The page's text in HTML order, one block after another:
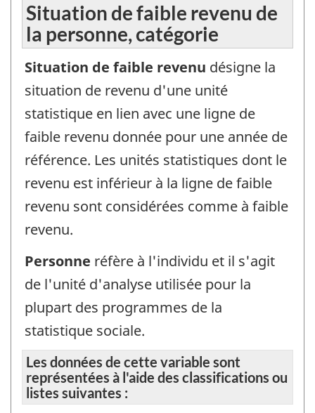
Situation de faible revenu de
la personne, catégorie
Situation de faible revenu désigne la
situation de revenu d'une unité
statistique en lien avec une ligne de
faible revenu donnée pour une année de
référence. Les unités statistiques dont le
revenu est inférieur à la ligne de faible
revenu sont considérées comme à faible
revenu.
Personne réfère à l'individu et il s'agit
de l'unité d'analyse utilisée pour la
plupart des programmes de la
statistique sociale.
Les données de cette variable sont
représentées à l'aide des classifications ou
listes suivantes :